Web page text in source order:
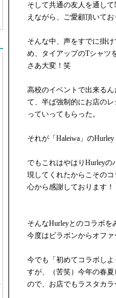
そして共通の友人を通し
えながら、ご愛顧頂いてお
そんな中、声をすでに掛
め、タイアップのTシャツ
さあ大変！笑
高校のイベントで出来る
て、半ば強制的にお店の
っていってもらった。
それが「Haleiwa」の
でもこれはやはりHurley
現してくれたからこその
心から感謝しております！
そんなHurleyとのコラボを
今度はビラボンからオフ
今でも「初めてコラボし
すが、（苦笑）今年の春
ので、お店でもラスタカラ